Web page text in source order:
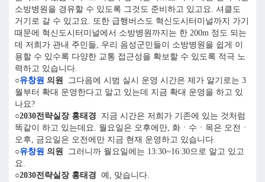
소방병원을 경유할 수 있도록 그것도 준비하고 있고요. 셔클도
거기로 갈 수 있고요. 또한 급행버스도 혁신도시터미널까지 가기
때문에 혁신도시터미널에서 소방병원까지는 한 200m 정도 되는
데 저희가 관내 주민들, 우리 음성군민들이 소방병원을 쉽게 이
용할 수 있수록 다양한 교통 접근성을 확보할 수 있도록 적극 노
력하고 있습니다.
○유창원 의원
그다음에 시범 실시 운영 시간은 제가 알기로는 3
월부터 확대 운영한다고 알고 있는데 지금 확대 운영을 하고 있
나요?
○2030전략실장 홍태경 지금 시간은 저희가 기존에 있는 것처럼
똑같이 하고 있는데요. 월요일은 오후에만, 화ㆍ수ㆍ목은 오전ㆍ
오후, 금요일은 오전에만 지금 현재 운영하고 있습니다.
○유창원 의원
그러니까 월요일에는 13:30~16:30으로 알고 있고
요.
○2030전략실장 홍태경 예, 맞습니다.